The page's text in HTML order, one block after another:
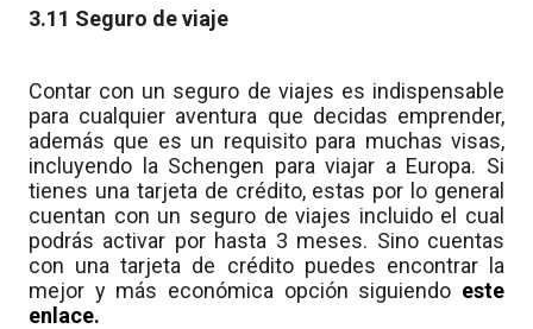
3.11 Seguro de viaje
Contar con un seguro de viajes es indispensable
para cualquier aventura que decidas emprender,
además que es un requisito para muchas visas,
incluyendo la Schengen para viajar a Europa. Si
tienes una tarjeta de crédito, estas por lo general
cuentan con un seguro de viajes incluido el cual
podrás activar por hasta 3 meses. Sino cuentas
con una tarjeta de crédito puedes encontrar la
mejor y más económica opción siguiendo este
enlace.